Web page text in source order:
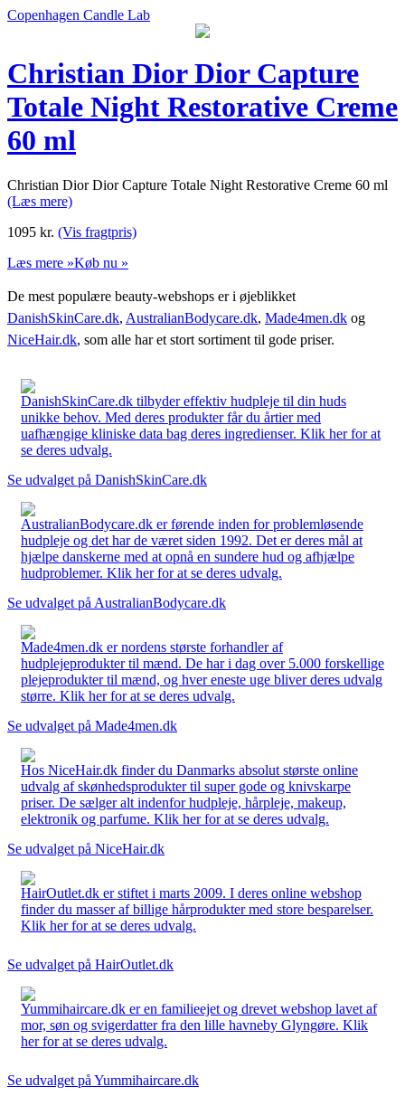
Copenhagen Candle Lab
Christian Dior Dior Capture
Totale Night Restorative Creme
60 ml
Christian Dior Dior Capture Totale Night Restorative Creme 60 ml
(Læs mere)
1095 kr. (Vis fragtpris)
Læs mere »Køb nu »
De mest populære beauty-webshops er i øjeblikket
DanishSkinCare.dk, AustralianBodycare.dk, Made4men.dk og
NiceHair.dk, som alle har et stort sortiment til gode priser.
DanishSkinCare.dk tilbyder effektiv hudpleje til din huds
unikke behov. Med deres produkter får du årtier med
uafhængige kliniske data bag deres ingredienser. Klik her for at
se deres udvalg.
Se udvalget på DanishSkinCare.dk
AustralianBodycare.dk er førende inden for problemløsende
hudpleje og det har de været siden 1992. Det er deres mål at
hjælpe danskerne med at opnå en sundere hud og afhjælpe
hudproblemer. Klik her for at se deres udvalg.
Se udvalget på AustralianBodycare.dk
Made4men.dk er nordens største forhandler af
hudplejeprodukter til mænd. De har i dag over 5.000 forskellige
plejeprodukter til mænd, og hver eneste uge bliver deres udvalg
større. Klik her for at se deres udvalg.
Se udvalget på Made4men.dk
Hos NiceHair.dk finder du Danmarks absolut største online
udvalg af skønhedsprodukter til super gode og knivskarpe
priser. De sælger alt indenfor hudpleje, hårpleje, makeup,
elektronik og parfume. Klik her for at se deres udvalg.
Se udvalget på NiceHair.dk
HairOutlet.dk er stiftet i marts 2009. I deres online webshop
finder du masser af billige hårprodukter med store besparelser.
Klik her for at se deres udvalg.
Se udvalget på HairOutlet.dk
Yummihaircare.dk er en familieejet og drevet webshop lavet af
mor, søn og svigerdatter fra den lille havneby Glyngøre. Klik
her for at se deres udvalg.
Se udvalget på Yummihaircare.dk